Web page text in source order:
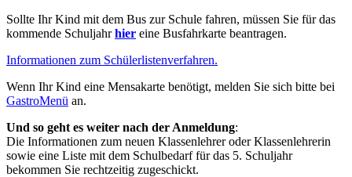
Sollte Ihr Kind mit dem Bus zur Schule fahren, müssen Sie für das
kommende Schuljahrhier eine Busfahrkarte beantragen.
Informationen zum Schülerlistenverfahren.
Wenn Ihr Kind eine Mensakarte benötigt, melden Sie sich bitte bei
GastroMenü an.
Und so geht es weiter nach der Anmeldung:
Die Informationen zum neuen Klassenlehrer oder Klassenlehrerin
sowie eine Liste mit dem Schulbedarf für das 5. Schuljahr
bekommen Sie rechtzeitig zugeschickt.